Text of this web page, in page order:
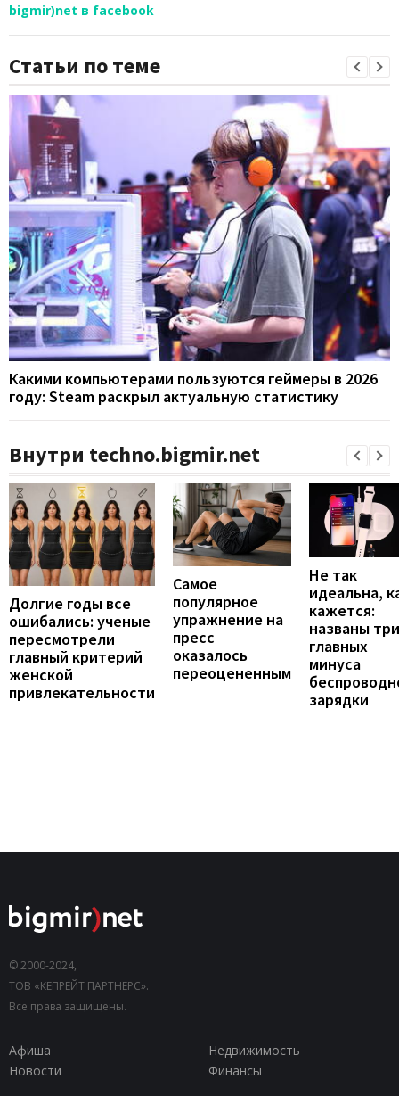
bigmir)net в facebook
Статьи по теме
Какими компьютерами пользуются геймеры в 2026
году: Steam раскрыл актуальную статистику
Внутри techno.bigmir.net
Долгие годы все
ошибались: ученые
пересмотрели
главный критерий
женской
привлекательности
Самое
популярное
упражнение на
пресс
оказалось
переоцененным
Не так
идеальна,
кажется:
названы три
главных
минуса
зарядки
© 2000-2024,
ТОВ «КЕПРЕЙТ ПАРТНЕРС».
Все права защищены.
Афиша
Недвижимость
Новости
Финансы